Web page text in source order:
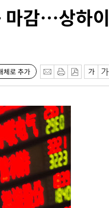
마감…상하이
체로 추가